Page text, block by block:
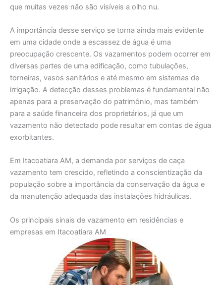
que muitas vezes não são visíveis a olho nu.
A importância desse serviço se torna ainda mais evidente
em uma cidade onde a escassez de água é uma
preocupação crescente. Os vazamentos podem ocorrer em
diversas partes de uma edificação, como tubulações,
torneiras, vasos sanitários e até mesmo em sistemas de
irrigação. A detecção desses problemas é fundamental não
apenas para a preservação do patrimônio, mas também
para a saúde financeira dos proprietários, já que um
vazamento não detectado pode resultar em contas de água
exorbitantes.
Em Itacoatiara AM, a demanda por serviços de caça
vazamento tem crescido, refletindo a conscientização da
população sobre a importância da conservação da água e
da manutenção adequada das instalações hidráulicas.
Os principais sinais de vazamento em residências e
empresas em Itacoatiara AM